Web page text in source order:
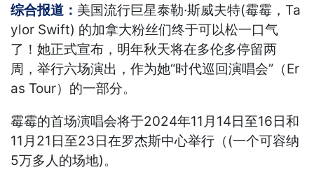
综合报道： 美国流行巨星泰勒·斯威夫特(霉霉，Ta
ylor Swift) 的加拿大粉丝们终于可以松一口气
了！她正式宣布，明年秋天将在多伦多停留两
周，举行六场演出，作为她“时代巡回演唱会”（Er
as Tour）的一部分。
霉霉的首场演唱会将于2024年11月14日至16日和
11月21日至23日在罗杰斯中心举行（(一个可容纳
5万多人的场地)。